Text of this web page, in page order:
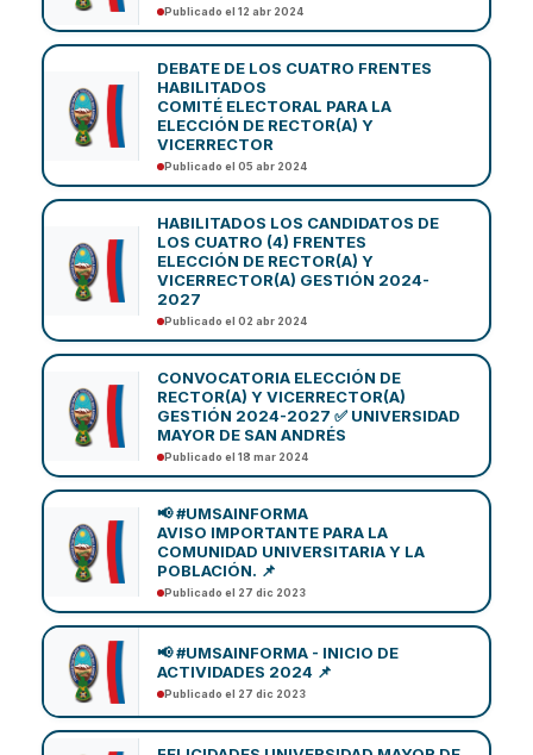
Publicado el 12 abr 2024
DEBATE DE LOS CUATRO FRENTES
HABILITADOS
COMITÉ ELECTORAL PARA LA
ELECCIÓN DE RECTOR(A) Y
VICERRECTOR
Publicado el 05 abr 2024
HABILITADOS LOS CANDIDATOS DE
LOS CUATRO (4) FRENTES
ELECCIÓN DE RECTOR(A) Y
VICERRECTOR(A) GESTIÓN 2024-
2027
Publicado el 02 abr 2024
CONVOCATORIA ELECCIÓN DE
RECTOR(A) Y VICERRECTOR(A)
GESTIÓN 2024-2027 ✅ UNIVERSIDAD
MAYOR DE SAN ANDRÉS
Publicado el 18 mar 2024
📢 #UMSAINFORMA
AVISO IMPORTANTE PARA LA
COMUNIDAD UNIVERSITARIA Y LA
POBLACIÓN. 📌
Publicado el 27 dic 2023
📢 #UMSAINFORMA - INICIO DE
ACTIVIDADES 2024 📌
Publicado el 27 dic 2023